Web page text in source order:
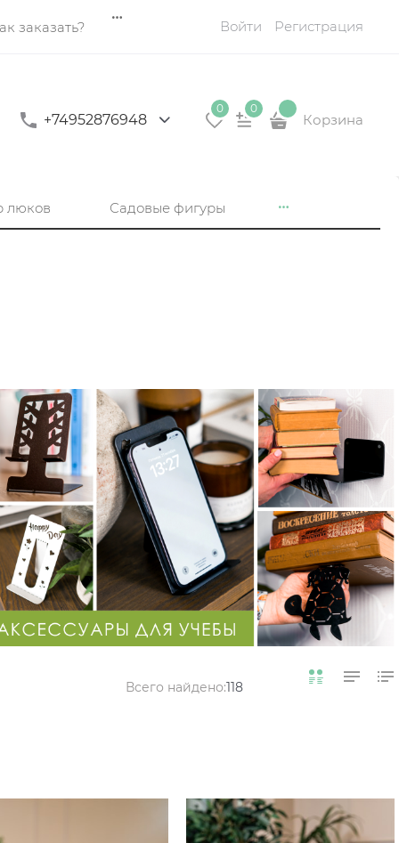
заказать? Войти Регистрация
+74952876948
0 0
Корзина
люков Садовые фигуры
Всего найдено:118